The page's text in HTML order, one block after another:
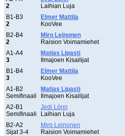
2
Laihian Luja
B1-B3
2
Elmer Mattila
KooVee
B2-B4
2
Miro Leinonen
Raision Voimamiehet
A1-A4
3
Matias Lipasti
Ilmajoen Kisailijat
B1-B4
3
Elmer Mattila
KooVee
A1-B2
Semifinaali
Matias Lipasti
Ilmajoen Kisailijat
A2-B1
Semifinaali
Jedi Lönn
Laihian Luja
B2-A2
Sijat 3-4
Miro Leinonen
Raision Voimamiehet